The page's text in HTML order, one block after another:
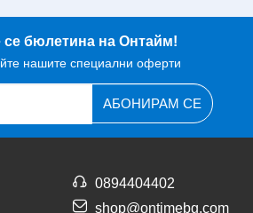
се бюлетина на Онтайм!
нашите специални оферти
АБОНИРАМ СЕ
0894404402
shop@ontimebg.com